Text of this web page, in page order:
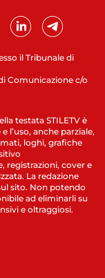
il Tribunale di
Comunicazione c/o
testata STILETV è
l’uso, anche parziale,
loghi, grafiche
registrazioni, cover e
La redazione
sito. Non potendo
ad eliminarli su
e oltraggiosi.